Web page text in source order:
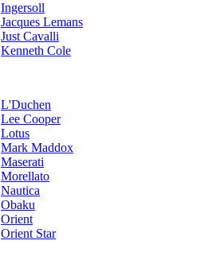
Ingersoll
Jacques Lemans
Just Cavalli
Kenneth Cole
L'Duchen
Lee Cooper
Lotus
Mark Maddox
Maserati
Morellato
Nautica
Obaku
Orient
Orient Star